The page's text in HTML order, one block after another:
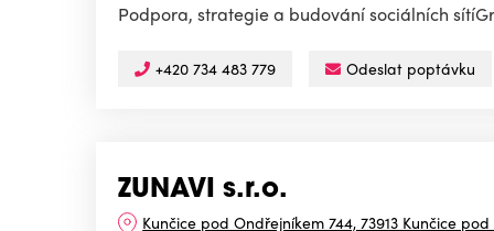
Podpora, strategie a budování sociálních
+420 734 483 779 Odeslat poptávku
ZUNAVI s.r.o.
Kunčice pod Ondřejníkem 744, 73913 Kunčice